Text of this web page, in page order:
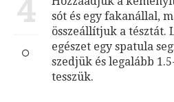
4
sót és egy fakanállal,
összeállítjuk a tésztát.
egészet egy spatula
szedjük és legalább
tesszük.